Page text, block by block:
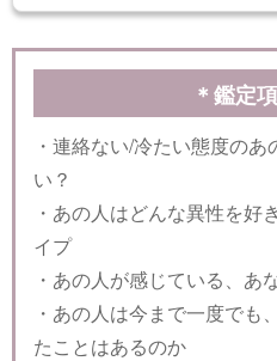
＊鑑定
・連絡ない/冷たい態度の
い？
・あの人はどんな異性を
イプ
・あの人が感じている、あ
・あの人は今まで一度でも
たことはあるのか